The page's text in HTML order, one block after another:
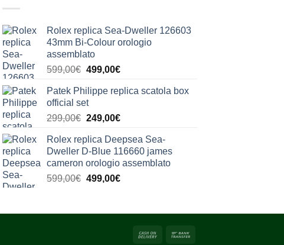
Rolex replica Sea-Dweller 126603
43mm Bi-Colour orologio
assemblato
599,00€ Il
originale
era:
599,00€.
499,00€Il
attuale
499,00€.
Patek Philippe replica scatola box
official set
299,00€ Il
originale
era:
299,00€.
249,00€Il
attuale
è:
249,00€.
Rolex replica Deepsea Sea-
Dweller D-Blue 116660 james
cameron orologio assemblato
599,00€ Il
era:
499,00€Il
è: